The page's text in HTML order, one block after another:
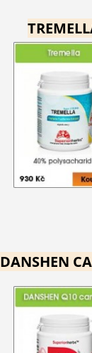
DANSHEN